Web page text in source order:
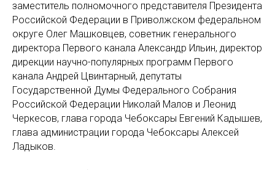
заместитель полномочного представителя Президента
Российской Федерации в Приволжском федеральном
округе Олег Машковцев, советник генерального
директора Первого канала Александр Ильин, директор
дирекции научно-популярных программ Первого
канала Андрей Цвинтарный, депутаты
Государственной Думы Федерального Собрания
Российской Федерации Николай Малов и Леонид
Черкесов, глава города Чебоксары Евгений Кадышев,
глава администрации города Чебоксары Алексей
Ладыков.